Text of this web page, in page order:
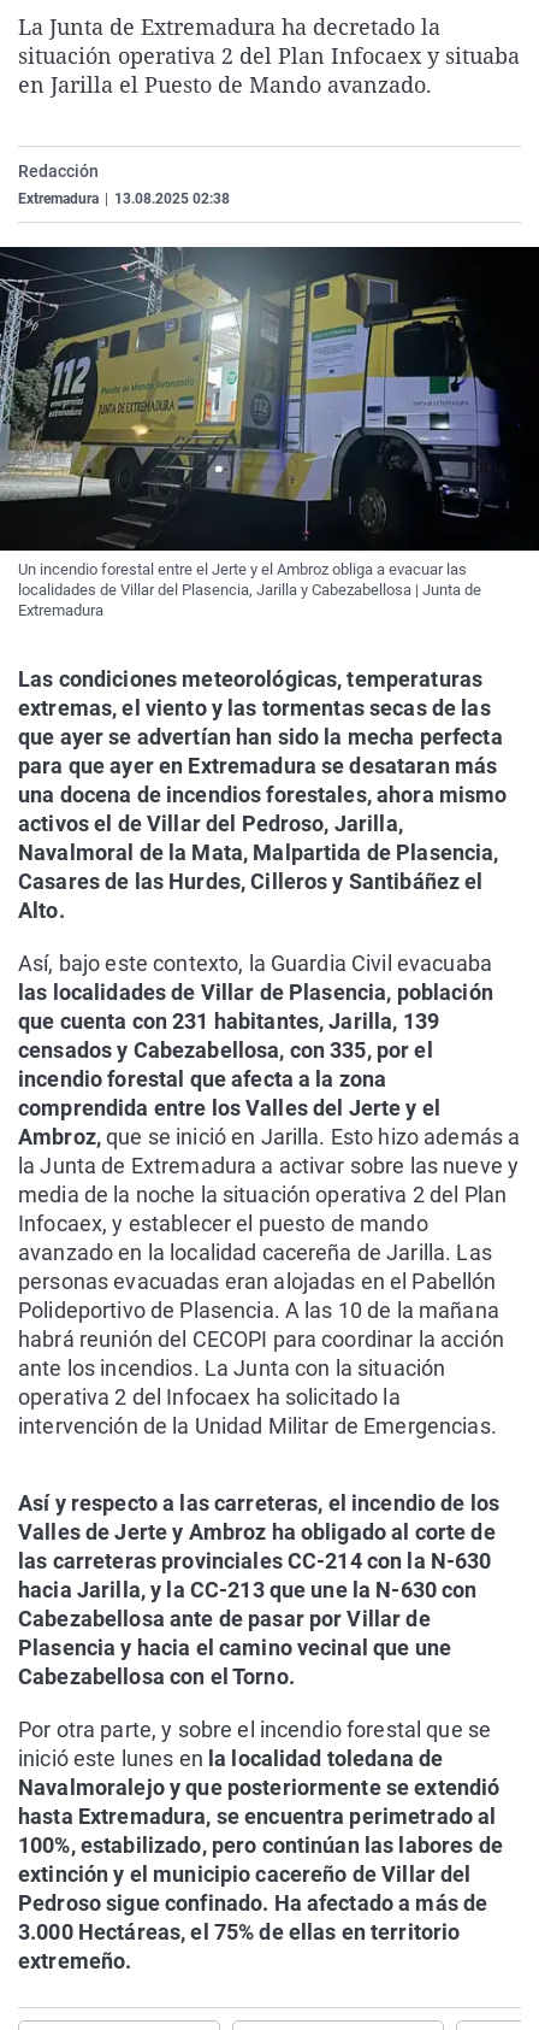
La rosa de los vientos
Gente viajera
Caso
Retornados
Operación Viuda
Extremadura
Galicia
Navarra
Virales
Televisión
La Junta de Extremadura ha decretado la
situación operativa 2 del Plan Infocaex y situaba
en Jarilla el Puesto de Mando avanzado.
Redacción
Extremadura 13.08.2025 02:38
Un incendio forestal entre el Jerte y el Ambroz obliga a evacuar las
localidades de Villar del Plasencia, Jarilla y Cabezabellosa | Junta de
Extremadura
Las condiciones meteorológicas, temperaturas
extremas, el viento y las tormentas secas de las
que ayer se advertían han sido la mecha perfecta
para que ayer en Extremadura se desataran más
una docena de incendios forestales, ahora mismo
activos el de Villar del Pedroso, Jarilla,
Navalmoral de la Mata, Malpartida de Plasencia,
Casares de las Hurdes, Cilleros y Santibáñez el
Alto.
Así, bajo este contexto, la Guardia Civil evacuaba
las localidades de Villar de Plasencia, población
que cuenta con 231 habitantes, Jarilla, 139
censados y Cabezabellosa, con 335, por el
incendio forestal que afecta a la zona
comprendida entre los Valles del Jerte y el
Ambroz,que se inició en Jarilla. Esto hizo además a
la Junta de Extremadura a activar sobre las nueve y
media de la noche la situación operativa 2 del Plan
Infocaex, y establecer el puesto de mando
avanzado en la localidad cacereña de Jarilla. Las
personas evacuadas eran alojadas en el Pabellón
Polideportivo de Plasencia. A las 10 de la mañana
habrá reunión del CECOPI para coordinar la acción
ante los incendios. La Junta con la situación
operativa 2 del Infocaex ha solicitado la
intervención de la Unidad Militar de Emergencias.
Así y respecto a las carreteras, el incendio de los
Valles de Jerte y Ambroz ha obligado al corte de
las carreteras provinciales CC-214 con la N-630
hacia Jarilla, y la CC-213 que une la N-630 con
Cabezabellosa ante de pasar por Villar de
Plasencia y hacia el camino vecinal que une
Cabezabellosa con el Torno.
Por otra parte, y sobre el incendio forestal que se
inició este lunes en la localidad toledana de
Navalmoralejo y que posteriormente se extendió
hasta Extremadura, se encuentra perimetrado al
100%, estabilizado, pero continúan las labores de
extinción y el municipio cacereño de Villar del
Pedroso sigue confinado. Ha afectado a más de
3.000 Hectáreas, el 75% de ellas en territorio
extremeño.